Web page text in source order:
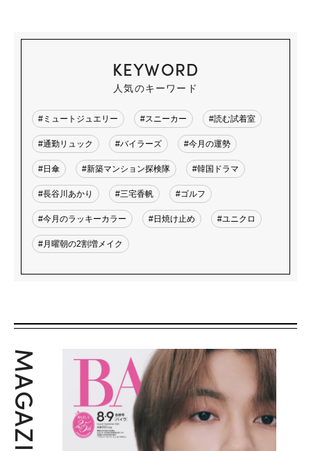
KEYWORD
人気のキーワード
#ミュートジュエリー #スニーカー #読む試着室
#通勤リュック #バイラーズ #今月の運勢
#日傘 #新築マンション探検隊 #韓国ドラマ
#長谷川あかり #三宅香帆 #ゴルフ
#今月のラッキーカラー #日焼け止め #ユニクロ
#月曜朝の2割増メイク
MAGAZINE